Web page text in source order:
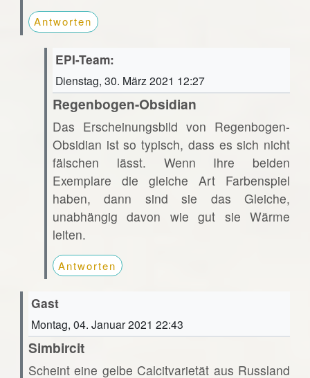
Antworten
EPI-Team:
Dienstag, 30. März 2021 12:27
Regenbogen-Obsidian
Das Erscheinungsbild von Regenbogen-
Obsidian ist so typisch, dass es sich nicht
fälschen lässt. Wenn Ihre beiden
Exemplare die gleiche Art Farbenspiel
haben, dann sind sie das Gleiche,
unabhängig davon wie gut sie Wärme
leiten.
Antworten
Gast
Montag, 04. Januar 2021 22:43
Simbircit
Scheint eine gelbe Calcitvarietät aus Russland